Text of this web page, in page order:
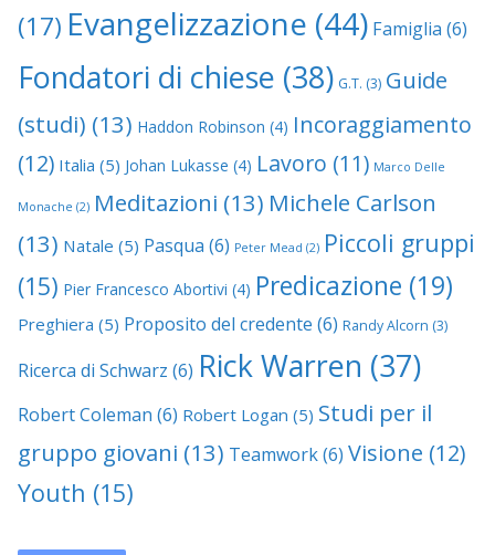
(17) Evangelizzazione (44) Famiglia (6)
Fondatori di chiese (38) G.T. (3) Guide
(studi) (13) Haddon Robinson (4) Incoraggiamento
(12) Italia (5) Johan Lukasse (4) Lavoro (11) Marco Delle
Monache (2) Meditazioni (13) Michele Carlson
(13) Natale (5) Pasqua (6) Peter Mead (2) Piccoli gruppi
(15) Pier Francesco Abortivi (4) Predicazione (19)
Preghiera (5) Proposito del credente (6) Randy Alcorn (3)
Ricerca di Schwarz (6) Rick Warren (37)
Robert Coleman (6) Robert Logan (5) Studi per il
gruppo giovani (13) Teamwork(6) Visione (12)
Youth (15)